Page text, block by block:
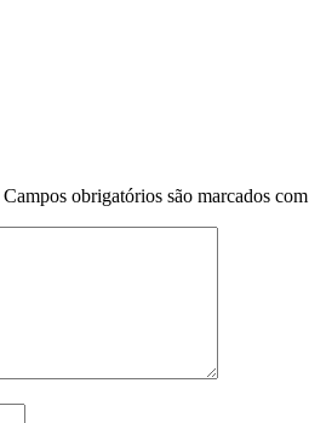
Campos obrigatórios são marcados com